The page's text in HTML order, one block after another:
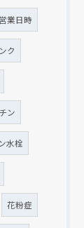
営業日時
ク
ン
水栓
花粉症